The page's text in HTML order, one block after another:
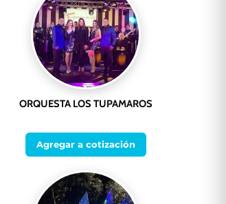
ORQUESTA LOS TUPAMAROS
Agregar a cotización